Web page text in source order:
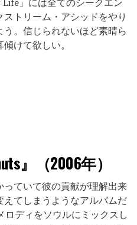
トリーム・アシッドをやり
。信じられないほど素晴ら
けて欲しい。
』（2006年）
ていて彼の貢献が理解出来
てしまうようなアルバムだ
ディをソウルにミックスし